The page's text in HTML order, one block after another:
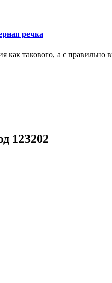
речка
как такового, а с правильно
123202